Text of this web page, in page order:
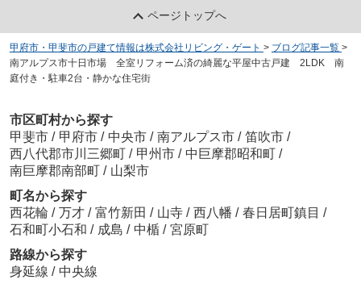
ページトップへ
甲府市・甲斐市の戸建て情報は株式会社リビング・ゲート > ブログ記事一覧 >
南アルプス市十日市場 全室リフォーム済の綺麗な平屋中古戸建 2LDK 南
庭付き・駐車2台・静かな住宅街
市区町村から探す
甲斐市 / 甲府市 / 中央市 / 南アルプス市 / 笛吹市 /
西八代郡市川三郷町 / 甲州市 / 中巨摩郡昭和町 /
南巨摩郡南部町 / 山梨市
町名から探す
西花輪 / 万才 / 富竹新田 / 山寺 / 西八幡 / 春日居町鎮目 /
石和町小石和 / 成島 / 中楯 / 宮原町
路線から探す
身延線 / 中央線